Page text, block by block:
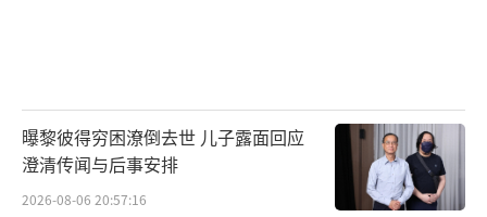
曝黎彼得穷困潦倒去世 儿子露面回应
澄清传闻与后事安排
2026-08-06 20:57:16